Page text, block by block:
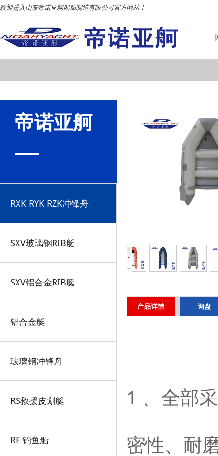
欢迎进入山东帝诺亚舸船舶制造有限公司官方网站！
帝诺亚舸
RXK RYK RZK冲锋舟
SXV玻璃钢RIB艇
SXV铝合金RIB艇
铝合金艇
玻璃钢冲锋舟
RS救援皮划艇
RF 钓鱼船
产品详情 询盘
1 、全部
密性、耐